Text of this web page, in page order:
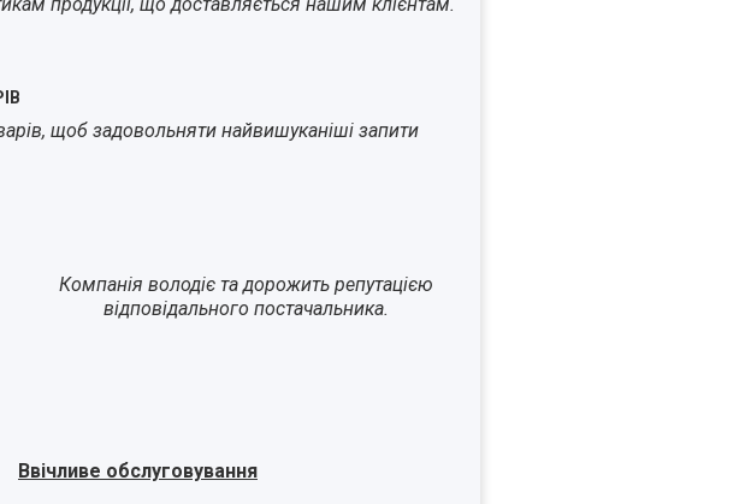
щоб задовольняти найвишуканіші запити
Компанія володіє та дорожить репутацією
відповідального постачальника.
Ввічливе обслуговування